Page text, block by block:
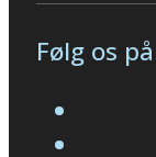
Følg os